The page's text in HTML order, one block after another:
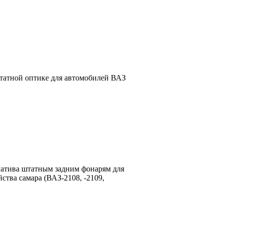
оптике для автомобилей ВАЗ
штатным задним фонарям для
самара (ВАЗ-2108, -2109,